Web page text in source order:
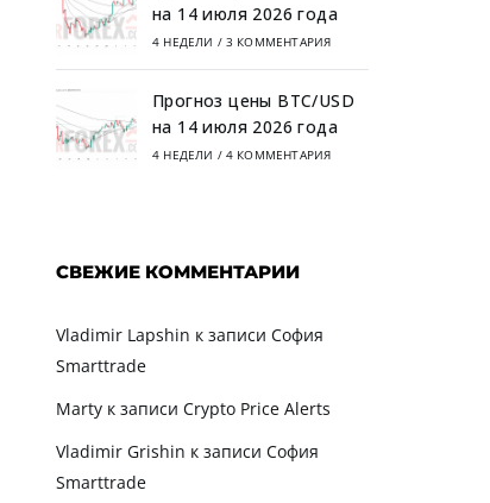
на 14 июля 2026 года
4 НЕДЕЛИ / 3 КОММЕНТАРИЯ
Прогноз цены BTC/USD
на 14 июля 2026 года
4 НЕДЕЛИ / 4 КОММЕНТАРИЯ
СВЕЖИЕ КОММЕНТАРИИ
Vladimir Lapshin к записи София
Smarttrade
Martyк записи Crypto Price Alerts
Vladimir Grishin к записи София
Smarttrade